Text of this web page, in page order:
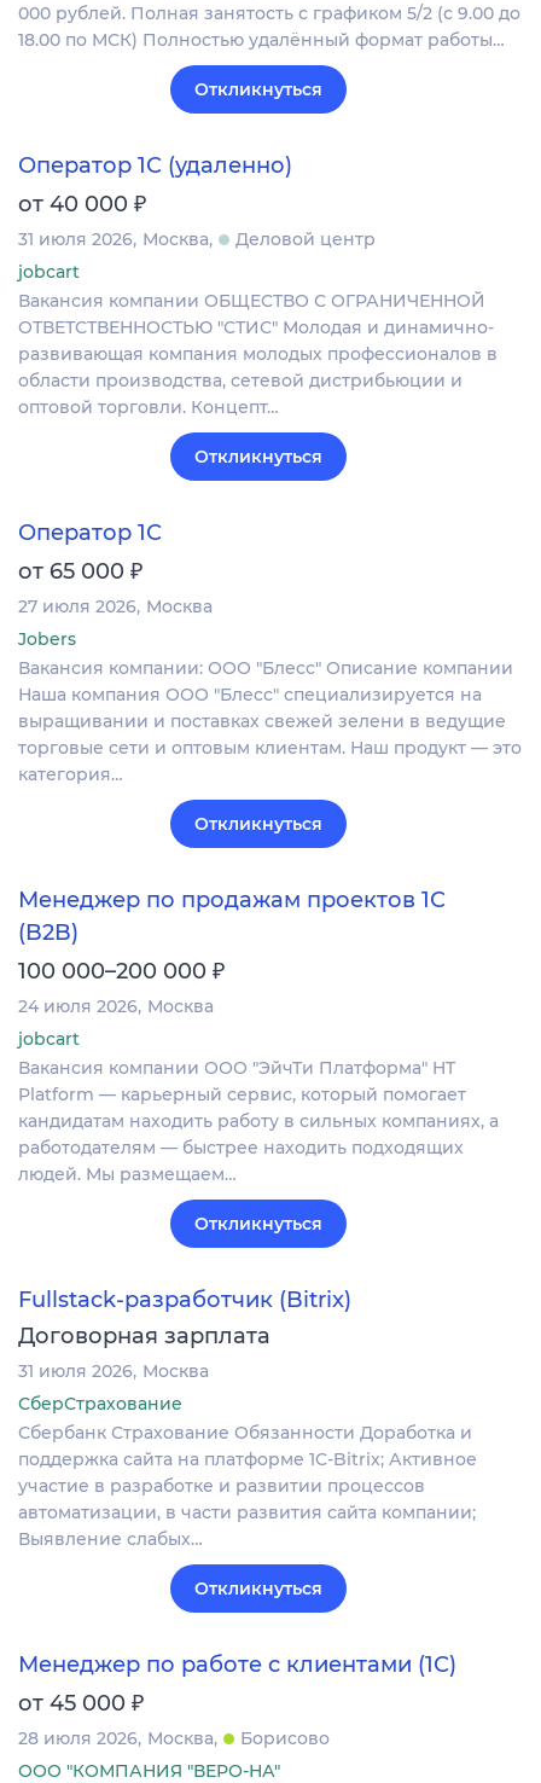
000 рублей. Полная занятость с графиком 5/2 (с 9.00 до
18.00 по МСК) Полностью удалённый формат работы…
Откликнуться
Оператор 1С (удаленно)
от 40 000 ₽
31 июля 2026 Москва
Деловой центр
jobcart
Вакансия компании ОБЩЕСТВО С ОГРАНИЧЕННОЙ
ОТВЕТСТВЕННОСТЬЮ "СТИС" Молодая и динамично-
развивающая компания молодых профессионалов в
области производства, сетевой дистрибьюции и
оптовой торговли. Концепт…
Откликнуться
Оператор 1С
от 65 000 ₽
27 июля 2026 Москва
Jobers
Вакансия компании: ООО "Блесс" Описание компании
Наша компания ООО "Блесс" специализируется на
выращивании и поставках свежей зелени в ведущие
торговые сети и оптовым клиентам. Наш продукт — это
категория…
Откликнуться
Менеджер по продажам проектов 1С
(B2B)
100 000–200 000 ₽
24 июля 2026 Москва
jobcart
Вакансия компании ООО "ЭйчТи Платформа" HT
Platform — карьерный сервис, который помогает
кандидатам находить работу в сильных компаниях, а
работодателям — быстрее находить подходящих
людей. Мы размещаем…
Откликнуться
Fullstack-разработчик (Bitrix)
Договорная зарплата
31 июля 2026 Москва
СберСтрахование
Сбербанк Страхование Обязанности Доработка и
поддержка сайта на платформе 1C-Bitrix; Активное
участие в разработке и развитии процессов
автоматизации, в части развития сайта компании;
Выявление слабых…
Откликнуться
Менеджер по работе с клиентами (1С)
от 45 000 ₽
28 июля 2026 Москва
Борисово
ООО "КОМПАНИЯ "ВЕРО-НА"